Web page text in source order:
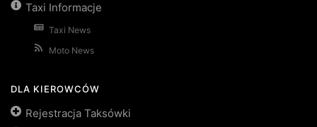
Taxi Informacje
Taxi News
Moto News
DLA KIEROWCÓW
Rejestracja Taksówki